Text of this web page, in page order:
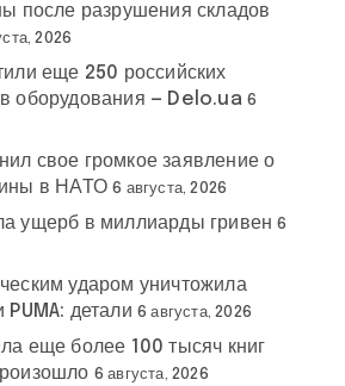
после разрушения складов
2026
еще 250 российских
оборудования — Delo.ua 6
свое громкое заявление о
в НАТО 6 августа, 2026
ущерб в миллиарды гривен 6
ударом уничтожила
детали 6 августа, 2026
еще более 100 тысяч книг
6 августа, 2026